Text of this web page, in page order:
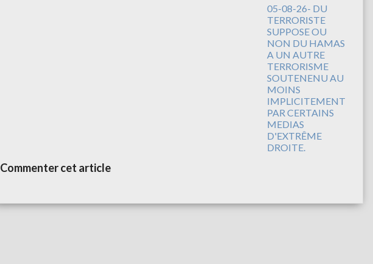
05-08-26- DU
TERRORISTE
SUPPOSE OU
NON DU HAMAS
A UN AUTRE
TERRORISME
SOUTENENU AU
MOINS
IMPLICITEMENT
PAR CERTAINS
MEDIAS
D'EXTRÊME
DROITE.
Commenter cet article